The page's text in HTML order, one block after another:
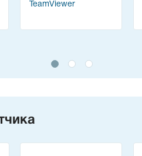
TeamViewer